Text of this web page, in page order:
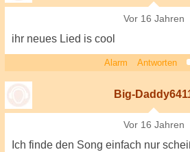
Vor 16 Jahren
ihr neues Lied is cool
Alarm Antworten
Big-
Vor 16 Jahren
Ich finde den Song einfach nur